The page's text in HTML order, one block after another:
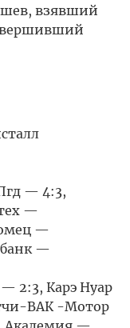
взявший
— 4:3,
—
—
—
2:3, Карэ Нуар
ВАК -Мотор